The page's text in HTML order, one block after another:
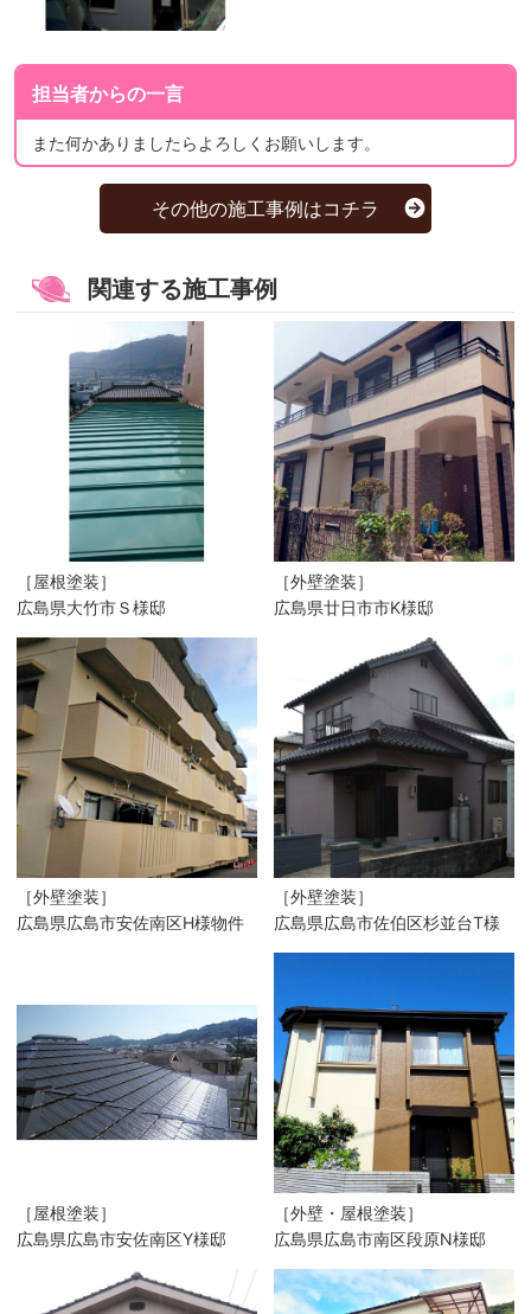
担当者からの一言
また何かありましたらよろしくお願いします。
その他の施工事例はコチラ
関連する施工事例
［屋根塗装］
広島県大竹市Ｓ様邸
［外壁塗装］
広島県廿日市市K様邸
［外壁塗装］
広島県広島市安佐南区H様物件
［外壁塗装］
広島県広島市佐伯区杉並台T様
［屋根塗装］
広島県広島市安佐南区Y様邸
［外壁・屋根塗装］
広島県広島市南区段原N様邸